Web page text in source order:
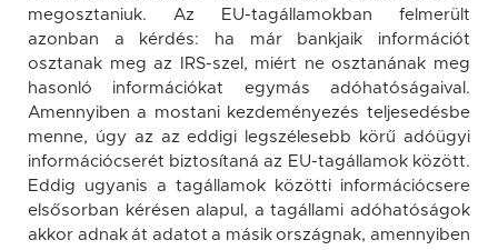
megosztaniuk. Az EU-tagállamokban felmerült
azonban a kérdés: ha már bankjaik információt
osztanak meg az IRS-szel, miért ne osztanának meg
hasonló információkat egymás adóhatóságaival.
Amennyiben a mostani kezdeményezés teljesedésbe
menne, úgy az az eddigi legszélesebb körű adóügyi
információcserét biztosítaná az EU-tagállamok között.
Eddig ugyanis a tagállamok közötti információcsere
elsősorban kérésen alapul, a tagállami adóhatóságok
akkor adnak át adatot a másik országnak, amennyiben